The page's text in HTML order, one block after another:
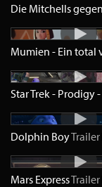
Dolphin BoyTrailer
Mars ExpressTrailer